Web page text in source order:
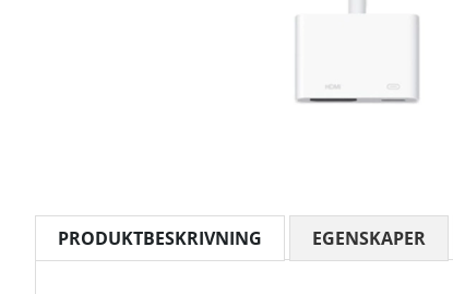
PRODUKTBESKRIVNING EGENSKAPER